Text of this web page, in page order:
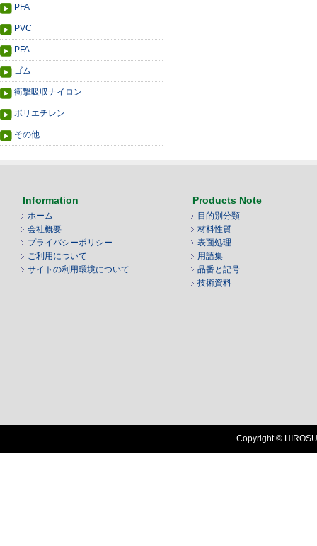
PFA
PVC
PFA
ゴム
衝撃吸収ナイロン
ポリエチレン
その他
Information
ホーム
会社概要
プライバシーポリシー
ご利用について
サイトの利用環境について
Products Note
目的別分類
材料性質
表面処理
用語集
品番と記号
技術資料
Copyright ©